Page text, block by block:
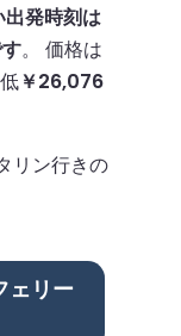
発時刻は
。 価格は
￥26,076
リン行きの
ェリー